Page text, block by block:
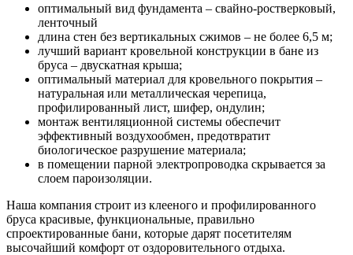
оптимальный вид фундамента – свайно-ростверковый,
ленточный
длина стен без вертикальных сжимов – не более 6,5 м;
лучший вариант кровельной конструкции в бане из
бруса – двускатная крыша;
оптимальный материал для кровельного покрытия –
натуральная или металлическая черепица,
профилированный лист, шифер, ондулин;
монтаж вентиляционной системы обеспечит
эффективный воздухообмен, предотвратит
биологическое разрушение материала;
в помещении парной электропроводка скрывается за
слоем пароизоляции.
Наша компания строит из клееного и профилированного
бруса красивые, функциональные, правильно
спроектированные бани, которые дарят посетителям
высочайший комфорт от оздоровительного отдыха.